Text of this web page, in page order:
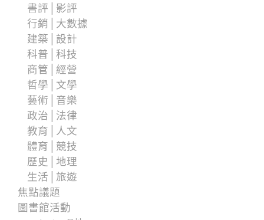
書評│影評
行銷│大數據
建築│設計
科普│科技
商管│經營
哲學│文學
藝術│音樂
政治│法律
教育│人文
體育│競技
歷史│地理
生活│旅遊
焦點議題
圖書館活動